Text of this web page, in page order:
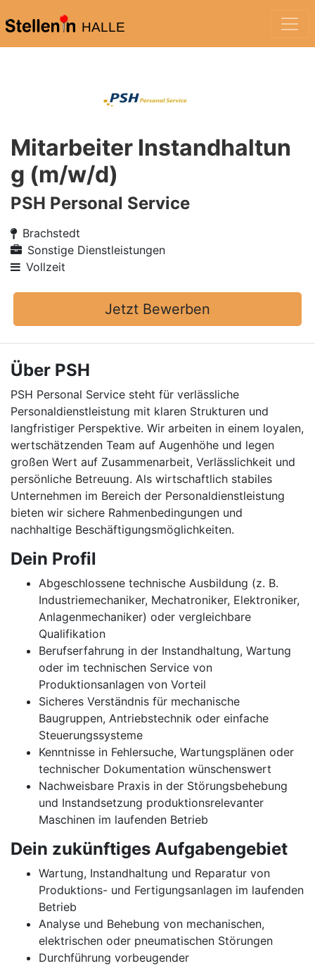
HALLE
Mitarbeiter Instandhaltun
g (m/w/d)
PSH Personal Service
Brachstedt
Sonstige Dienstleistungen
Vollzeit
Jetzt Bewerben
Über PSH
PSH Personal Service steht für verlässliche
Personaldienstleistung mit klaren Strukturen und
langfristiger Perspektive. Wir arbeiten in einem loyalen,
wertschätzenden Team auf Augenhöhe und legen
großen Wert auf Zusammenarbeit, Verlässlichkeit und
persönliche Betreuung. Als wirtschaftlich stabiles
Unternehmen im Bereich der Personaldienstleistung
bieten wir sichere Rahmenbedingungen und
nachhaltige Beschäftigungsmöglichkeiten.
Dein Profil
Abgeschlossene technische Ausbildung (z. B.
Industriemechaniker, Mechatroniker, Elektroniker,
Anlagenmechaniker) oder vergleichbare
Qualifikation
Berufserfahrung in der Instandhaltung, Wartung
oder im technischen Service von
Produktionsanlagen von Vorteil
Sicheres Verständnis für mechanische
Baugruppen, Antriebstechnik oder einfache
Steuerungssysteme
Kenntnisse in Fehlersuche, Wartungsplänen oder
technischer Dokumentation wünschenswert
Nachweisbare Praxis in der Störungsbehebung
und Instandsetzung produktionsrelevanter
Maschinen im laufenden Betrieb
Dein zukünftiges Aufgabengebiet
Wartung, Instandhaltung und Reparatur von
Produktions- und Fertigungsanlagen im laufenden
Betrieb
Analyse und Behebung von mechanischen,
elektrischen oder pneumatischen Störungen
Durchführung vorbeugender